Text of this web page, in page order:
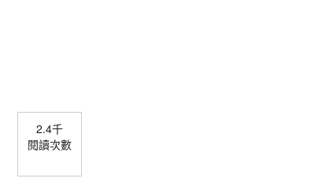
2.4千
閱讀次數